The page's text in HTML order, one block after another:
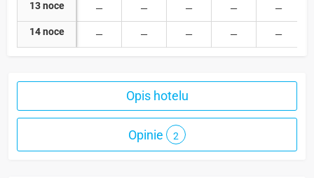
13 noce
14 noce
Opis hotelu
Opinie 2